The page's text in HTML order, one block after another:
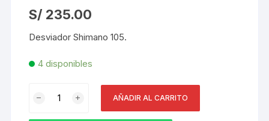
S/ 235.00
Desviador Shimano 105.
4 disponibles
Shimano
105
AÑADIR AL CARRITO